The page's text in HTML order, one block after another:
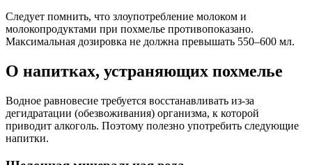
Следует помнить, что злоупотребление молоком и
молокопродуктами при похмелье противопоказано.
Максимальная дозировка не должна превышать 550–600 мл.
О напитках, устраняющих похмелье
Водное равновесие требуется восстанавливать из-за
дегидратации (обезвоживания) организма, к которой
приводит алкоголь. Поэтому полезно употребить следующие
напитки.